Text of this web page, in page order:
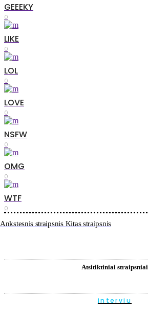
GEEEKY
0
LIKE
0
LOL
0
LOVE
0
NSFW
0
OMG
0
WTF
0
Ankstesnis straipsnis Kitas straipsnis
Atsitiktiniai straipsniai
interviu